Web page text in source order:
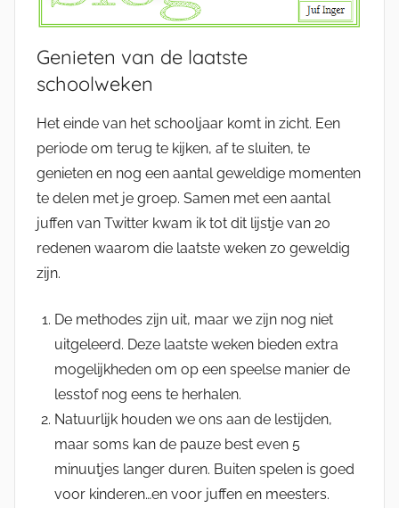
Genieten van de laatste
schoolweken
Het einde van het schooljaar komt in zicht. Een
periode om terug te kijken, af te sluiten, te
genieten en nog een aantal geweldige momenten
te delen met je groep. Samen met een aantal
juffen van Twitter kwam ik tot dit lijstje van 20
redenen waarom die laatste weken zo geweldig
zijn.
De methodes zijn uit, maar we zijn nog niet
uitgeleerd. Deze laatste weken bieden extra
mogelijkheden om op een speelse manier de
lesstof nog eens te herhalen.
Natuurlijk houden we ons aan de lestijden,
maar soms kan de pauze best even 5
minuutjes langer duren. Buiten spelen is goed
voor kinderen…en voor juffen en meesters.